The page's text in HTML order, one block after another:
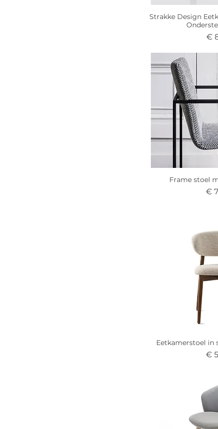
Strakke Design
€
Frame stoel
€
Eetkamerstoel in
€